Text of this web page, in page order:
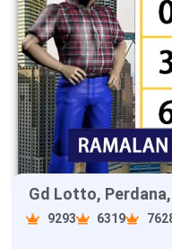
Gd Lotto,
9293 6319